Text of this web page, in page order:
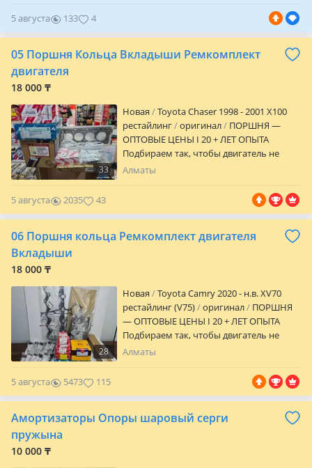
городе Алматы Звоните или напишите
5 августа 133 4
05 Поршня Кольца Вкладыши Ремкомплект
двигателя
18 000 ₸
33
Новая
Toyota Chaser 1998 - 2001 X100
рестайлинг
оригинал
ПОРШНЯ —
ОПТОВЫЕ ЦЕНЫ I 20 + ЛЕТ ОПЫТА
Подбираем так, чтобы двигатель не
вскрывали второй раз. Точный подбор: •
Поршни, кольца, вкладыши, прокладки
и др. Алматы, Карсити 4 ярус 64 бутик
Отправка по Казахстану Ashibulak Auto
— собрал и забыл.
Алматы
5 августа 2035 43
06 Поршня кольца Ремкомплект двигателя
Вкладыши
18 000 ₸
28
Новая
Toyota Camry 2020 - н.в. XV70
рестайлинг (V75)
оригинал
ПОРШНЯ
— ОПТОВЫЕ ЦЕНЫ I 20 + ЛЕТ ОПЫТА
Подбираем так, чтобы двигатель не
вскрывали второй раз. Точный подбор: •
Поршни, кольца, вкладыши, прокладки
и др. Алматы, Карсити 4 ярус 64 бутик
Отправка по Казахстану Ashibulak Auto
— собрал и забыл.
Алматы
5 августа 5473 115
Амортизаторы Опоры шаровый серги
пружына
10 000 ₸